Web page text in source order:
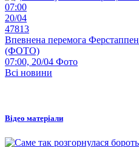
07:00
20/04
47813
Впевнена перемога
(ФОТО)
07:00, 20/04 Фото
Всі новини
Відео матеріали